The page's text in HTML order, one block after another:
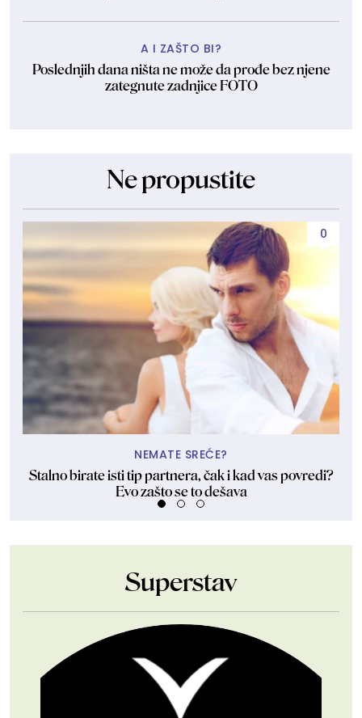
A I ZAŠTO BI?
Poslednjih dana ništa ne može da prođe bez njene
zategnute zadnjice FOTO
Ne propustite
0
NEMATE SREĆE?
Stalno birate isti tip partnera, čak i kad vas povredi?
Evo zašto se to dešava
Superstav